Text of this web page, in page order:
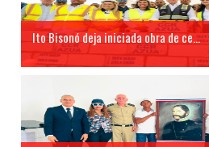
Ito Bisonó deja iniciada obra de ce...